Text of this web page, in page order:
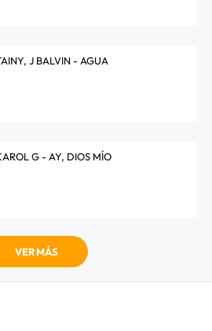
J BALVIN - AGUA
G - AY, DIOS MÍO
VER MÁS